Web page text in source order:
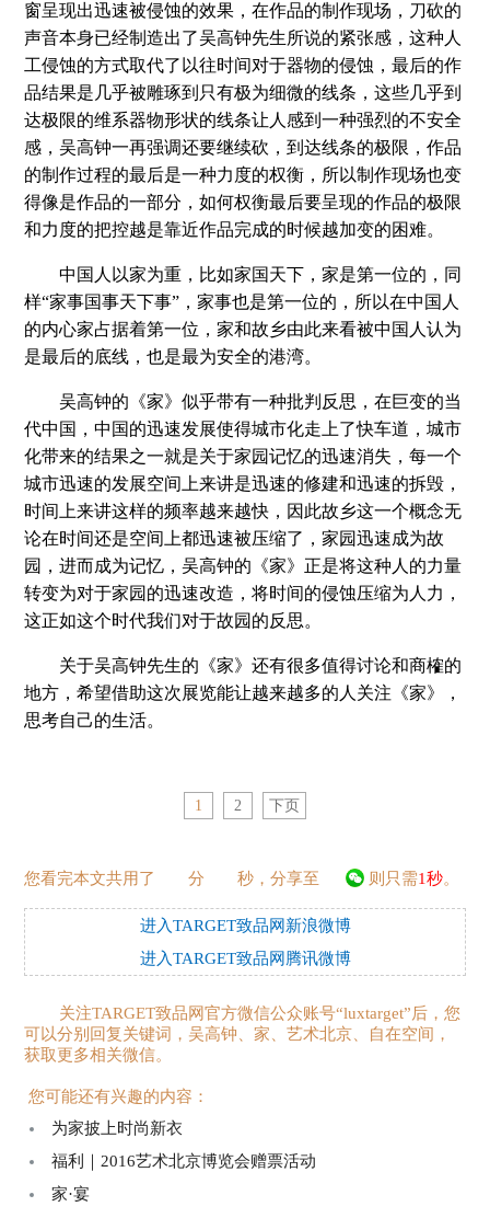
窗呈现出迅速被侵蚀的效果，在作品的制作现场，刀砍的
声音本身已经制造出了吴高钟先生所说的紧张感，这种人
工侵蚀的方式取代了以往时间对于器物的侵蚀，最后的作
品结果是几乎被雕琢到只有极为细微的线条，这些几乎到
达极限的维系器物形状的线条让人感到一种强烈的不安全
感，吴高钟一再强调还要继续砍，到达线条的极限，作品
的制作过程的最后是一种力度的权衡，所以制作现场也变
得像是作品的一部分，如何权衡最后要呈现的作品的极限
和力度的把控越是靠近作品完成的时候越加变的困难。
中国人以家为重，比如家国天下，家是第一位的，同
样“家事国事天下事”，家事也是第一位的，所以在中国人
的内心家占据着第一位，家和故乡由此来看被中国人认为
是最后的底线，也是最为安全的港湾。
吴高钟的《家》似乎带有一种批判反思，在巨变的当
代中国，中国的迅速发展使得城市化走上了快车道，城市
化带来的结果之一就是关于家园记忆的迅速消失，每一个
城市迅速的发展空间上来讲是迅速的修建和迅速的拆毁，
时间上来讲这样的频率越来越快，因此故乡这一个概念无
论在时间还是空间上都迅速被压缩了，家园迅速成为故
园，进而成为记忆，吴高钟的《家》正是将这种人的力量
转变为对于家园的迅速改造，将时间的侵蚀压缩为人力，
这正如这个时代我们对于故园的反思。
关于吴高钟先生的《家》还有很多值得讨论和商榷的
地方，希望借助这次展览能让越来越多的人关注《家》，
思考自己的生活。
1 2 下页
您看完本文共用了 分 秒，分享至 则只需1秒。
进入TARGET致品网新浪微博
进入TARGET致品网腾讯微博
关注TARGET致品网官方微信公众账号“luxtarget”后，您
可以分别回复关键词，吴高钟、家、艺术北京、自在空间，
获取更多相关微信。
您可能还有兴趣的内容：
为家披上时尚新衣
福利｜2016艺术北京博览会赠票活动
家·宴